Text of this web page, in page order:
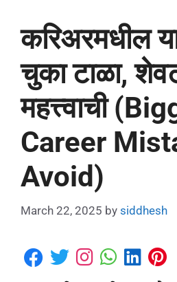
करिअरमधील
चुका टाळा,
महत्त्वाची
Career
Avoid)
March 22, 2025 by siddhesh